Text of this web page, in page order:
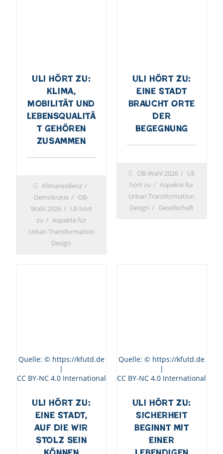
Uli hört zu:
Klima,
Mobilität und
Lebensqualitä
t gehören
zusammen
Klimaresilienz
Demokratie
OB-
Wahl 2026
Uli hört
zu
Aspekte für
Urban Transformation
Design
Uli hört zu:
Eine Stadt
braucht Orte
der
Begegnung
OB-Wahl 2026
Uli
hört zu
Aspekte für
Urban Transformation
Design
Gesellschaft
Quelle: © https://kfutd.de
|
CC BY-NC 4.0 International
Uli hört zu:
Eine Stadt,
auf die wir
stolz sein
Quelle: © https://kfutd.de
|
CC BY-NC 4.0 International
Uli hört zu:
Sicherheit
beginnt mit
einer